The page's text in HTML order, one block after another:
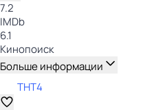
7.2
IMDb
6.1
Кинопоиск
Больше информации
ТНТ4